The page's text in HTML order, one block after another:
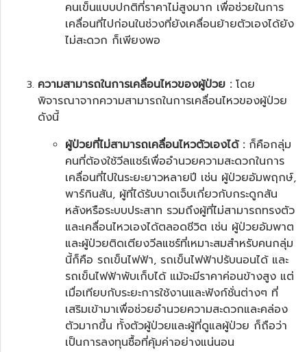
คนเข็นแบบปกติที่ราคาไม่สูงมาก เพื่อช่วยในการ
เคลื่อนที่ไปก่อนในช่วงที่ยังเคลื่อนย้ายตัวเองได้ยัง
ไม่สะดวก ก็เพียงพอ
ความสามารถในการเคลื่อนไหวของผู้ป่วย :โดย
พิจารณาจากความสามารถในการเคลื่อนไหวของผู้ป่วย
ดังนี้
ผู้ป่วยที่ไม่สามารถเคลื่อนไหวตัวเองได้ :ก็คือกลุ่ม
คนที่ต้องใช้วีลแชร์เพื่ออำนวยความสะดวกในการ
เคลื่อนที่ไปในระยะยาวหลายปี เช่น ผู้ป่วยอัมพฤกษ์,
พาร์กินสัน, ผู้ที่ได้รับบาดเจ็บเกี่ยวกับกระดูกสัน
หลังหรือระบบประสาท รวมถึงผู้ที่ไม่สามารถทรงตัว
และเคลื่อนไหวเองได้ตลอดชีวิต เช่น ผู้ป่วยอัมพาต
และผู้ป่วยติดเตียงวีลแชร์ที่เหมาะสมสำหรับคนกลุ่ม
นี้ก็คือ รถเข็นไฟฟ้า, รถเข็นไฟฟ้าปรับนอนได้และ
รถเข็นไฟฟ้าพับเก็บได้ แม้จะมีราคาค่อนข้างสูง แต่
เมื่อเทียบกับระยะการใช้งานและฟังก์ชั่นต่างๆ ที่
เสริมเข้ามาเพื่อช่วยอำนวยความสะดวกและคล่อง
ตัวมากขึ้น ทั้งตัวผู้ป่วยและผู้ที่ดูแลผู้ป่วย ก็ถือว่า
เป็นการลงทุนซื้อที่คุ้มค่าอย่างแน่นอน